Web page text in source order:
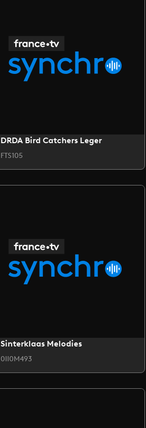
DRDA Bird Catchers Leger
FTS105
Sinterklaas Melodies
0II0M493